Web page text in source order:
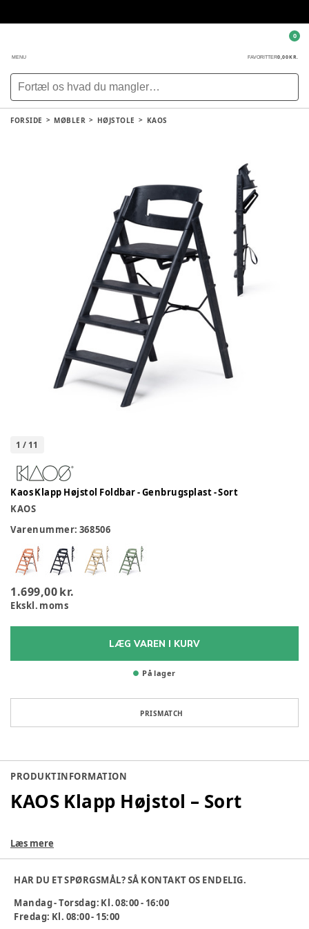
MENU FAVORITTER0,00 KR.
0
FORSIDE MØBLER HØJSTOLE KAOS
1 / 11
Kaos Klapp Højstol Foldbar - Genbrugsplast - Sort
KAOS
Varenummer: 368506
1.699,00 kr.
Ekskl. moms
LÆG VAREN I KURV
På lager
PRISMATCH
PRODUKTINFORMATION
KAOS Klapp Højstol – Sort
Høj kvalitet til institutionsbrug
pladsbesparende løsning til institutioner, hvor
smarte foldbare design gør det let at flytte stolen mellem
stuer, opbevare den på minimal plads og hurtigt skabe
Læs mere
HAR DU ET SPØRGSMÅL? SÅ KONTAKT OS ENDELIG.
Mandag - Torsdag: Kl. 08:00 - 16:00
Fredag: Kl. 08:00 - 15:00